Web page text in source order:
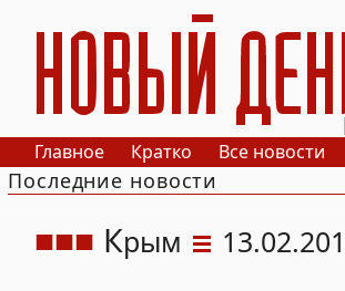
РИА Новый День
Главное Кратко Все новости
Последние новости
Крым